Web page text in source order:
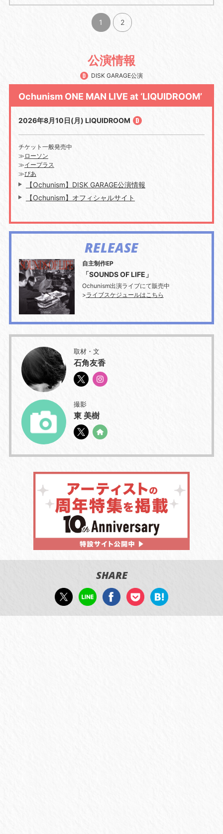
1 2
公演情報
DISK GARAGE公演
Ochunism ONE MAN LIVE at ‘LIQUIDROOM’
2026年8月10日(月) LIQUIDROOM
チケット一般発売中
≫ ローソン
≫イープラス
≫ぴあ
【Ochunism】DISK GARAGE公演情報
【Ochunism】オフィシャルサイト
RELEASE
自主制作EP
「SOUNDS OF LIFE」
Ochunism出演ライブにて販売中
>ライブスケジュールはこちら
取材・文
石角友香
撮影
東 美樹
SHARE